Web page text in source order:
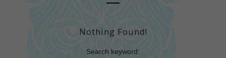
Nothing Found!
Search keyword: